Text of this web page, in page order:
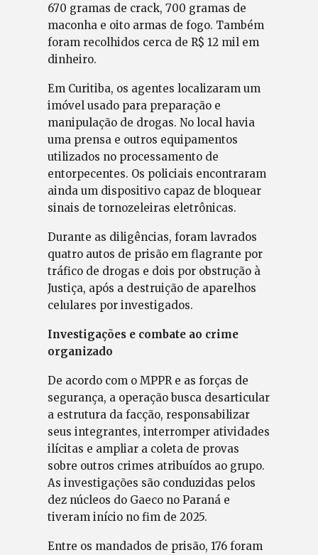
670 gramas de crack, 700 gramas de
maconha e oito armas de fogo. Também
foram recolhidos cerca de R$ 12 mil em
dinheiro.
Em Curitiba, os agentes localizaram um
imóvel usado para preparação e
manipulação de drogas. No local havia
uma prensa e outros equipamentos
utilizados no processamento de
entorpecentes. Os policiais encontraram
ainda um dispositivo capaz de bloquear
sinais de tornozeleiras eletrônicas.
Durante as diligências, foram lavrados
quatro autos de prisão em flagrante por
tráfico de drogas e dois por obstrução à
Justiça, após a destruição de aparelhos
celulares por investigados.
Investigações e combate ao crime
organizado
De acordo com o MPPR e as forças de
segurança, a operação busca desarticular
a estrutura da facção, responsabilizar
seus integrantes, interromper atividades
ilícitas e ampliar a coleta de provas
sobre outros crimes atribuídos ao grupo.
As investigações são conduzidas pelos
dez núcleos do Gaeco no Paraná e
tiveram início no fim de 2025.
Entre os mandados de prisão, 176 foram